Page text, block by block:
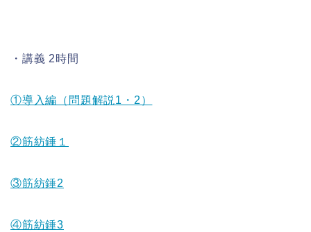
・講義 2時間
①導入編（問題解説1・2）
②筋紡錘１
③筋紡錘2
④筋紡錘3